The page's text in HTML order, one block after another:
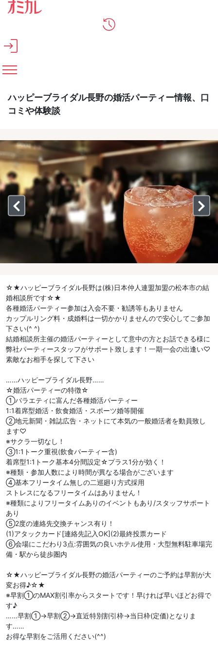
メインコンテンツへスキップ
ハッピーブライダル長野の婚活パーティー情報、口
コミや体験談
☆★ハッピーブライダル長野は(株)日本仲人連盟加盟の松本市の結
婚相談所です☆★
各種婚活パーティー参加は入会不要・勧誘等もありません
カップルリング料・成婚料は一切かかりませんので安心してご参加
下さい(^ ^)
結婚相談所主催の婚活パーティーとして意中の方とお話できる様に
弊社パーティースタッフがサポート致します！一期一会の出逢い♡
素敵なお相手を探して下さい
……ハッピーブライダル長野……
☆婚活パーティーの特徴☆
①バラエティに富んだ各種婚活パーティー
1:1着席型婚活・飲食婚活・スポーツ婚等開催
②地元新聞・雑誌広告・ネットにて本気の一般婚活者を動員致し
ます♡
※サクラ一切なし！
③1:1トーク重視(飲食パーティー含)
着席型1:1トーク基本4分間設定☆プラス1分が効く！
※種類・参加人数により時間が異なる場合がございます
④基本フリータイム無しの二巡廻り方式採用
ストレスになるフリータイムはありません！
※種類によりフリータイムありのイベントもあり/スタッフサポート
あり
⑤2度の連絡先交換チャンス有り！
(1)アタックカード[連絡先記入OK](2)最終投票カード
⑥会場にこだわり3点:雰囲気の良いホテル使用・大型無料駐車場完
備・駅から徒歩圏内
☆★ハッピーブライダル長野の婚活パーティーのご予約は早割が大
変お得♪☆★
※早割①のMAX割引率からスタートです！早ければ早いほどお得で
す♪
……早割①→早割②→直近特別割引枠→当日枠(定価)となりま
す……
お得な早割をご活用ください(^^)